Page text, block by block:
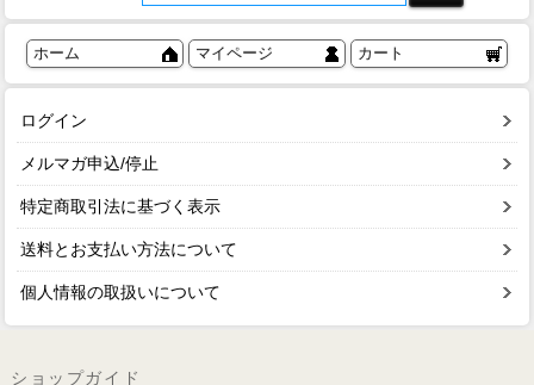
ホーム マイページ カート
ログイン
メルマガ申込/停止
特定商取引法に基づく表示
送料とお支払い方法について
個人情報の取扱いについて
ショップガイド